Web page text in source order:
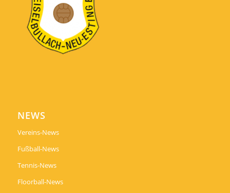
NEWS
Vereins-News
Fußball-News
Tennis-News
Floorball-News